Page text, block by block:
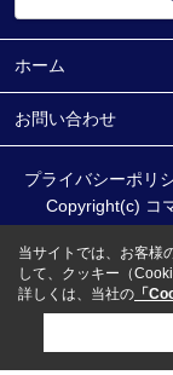
ホーム
お問い合わせ
プライバシーポリ
Copyright(c) コ
当サイトでは、お客様
して、クッキー（
詳しくは、当社の 「